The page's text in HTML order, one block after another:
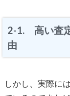
2-1. 高い査
由
しかし、実際に